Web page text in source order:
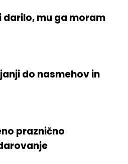
darilo, mu ga moram
do nasmehov in
praznično